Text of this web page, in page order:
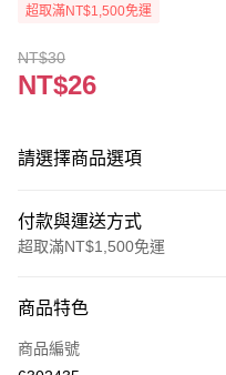
超取滿NT$1,500免運
NT$30
NT$26
請選擇商品選項
付款與運送方式
超取滿NT$1,500免運
信用卡一次付款
超商取貨付款
商品特色
商品編號